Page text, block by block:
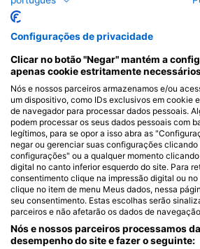
Configurações de privacidade
Clicar no botão "Negar" mantém a
apenas cookie estritamente
Nós e nossos parceiros armazenamos e/ou
um dispositivo, como IDs exclusivos em cookie
de navegador para processar dados pessoais.
podem processar os seus dados pessoais com
legítimos, para se opor a isso abra as
negar ou gerenciar suas configurações
configurações" ou a qualquer momento
digital no canto inferior esquerdo do site. Para
consentimento clique na impressão digital ou
clique no item de menu Meus dados, nessa
seu consentimento. Estas escolhas serão
parceiros e não afetarão os dados de
Nós e nossos parceiros processamos
desempenho do site e fazer o seguinte: